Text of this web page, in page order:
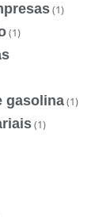
(1)
(1)
gasolina(1)
(1)